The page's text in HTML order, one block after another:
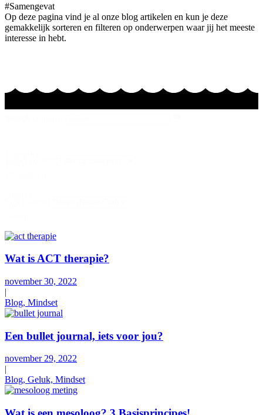
#Samengevat
Op deze pagina vind je al onze blog artikelen en kun je deze
gemakkelijk sorteren en filteren op onderwerpen waar jij het meeste
interesse in hebt.
Wat is ACT therapie?
november 30, 2022
|
Blog, Mindset
Een bullet journal, iets voor jou?
november 29, 2022
|
Blog, Geluk, Mindset